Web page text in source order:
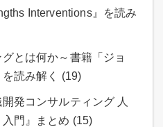
Interventions』を読み
とは何か～書籍「ジョ
読み解く (19)
発コンサルティング 人
門』まとめ (15)